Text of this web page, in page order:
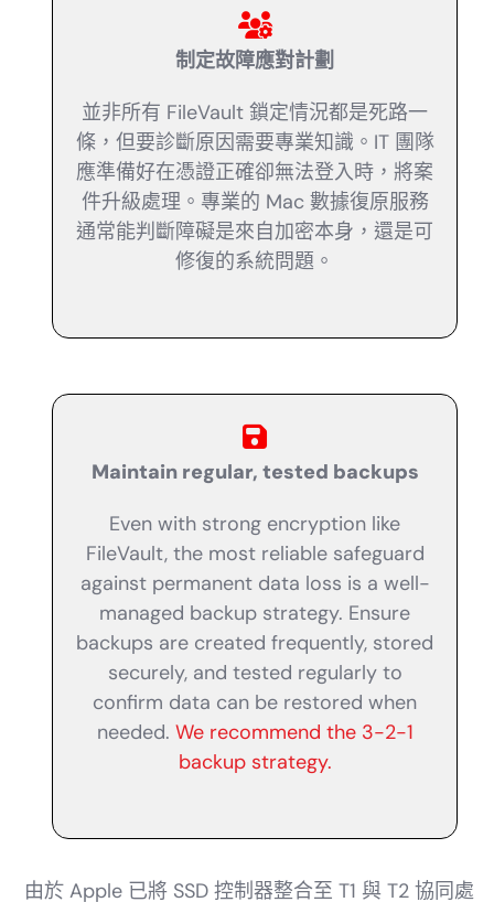
制定故障應對計劃
並非所有 FileVault 鎖定情況都是死路一
條，但要診斷原因需要專業知識。IT 團隊
應準備好在憑證正確卻無法登入時，將案
件升級處理。專業的 Mac 數據復原服務
通常能判斷障礙是來自加密本身，還是可
修復的系統問題。
Maintain regular, tested backups
Even with strong encryption like
FileVault, the most reliable safeguard
against permanent data loss is a well-
managed backup strategy. Ensure
backups are created frequently, stored
securely, and tested regularly to
confirm data can be restored when
needed. We recommend the 3-2-1
backup strategy.
由於 Apple 已將 SSD 控制器整合至 T1 與 T2 協同處